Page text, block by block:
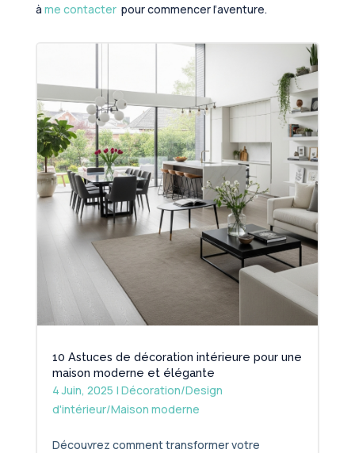
à me contacterpour commencer l’aventure.
10 Astuces de décoration intérieure pour une
maison moderne et élégante
4 Juin, 2025 | Décoration/Design
d'intérieur/Maison moderne
Découvrez comment transformer votre